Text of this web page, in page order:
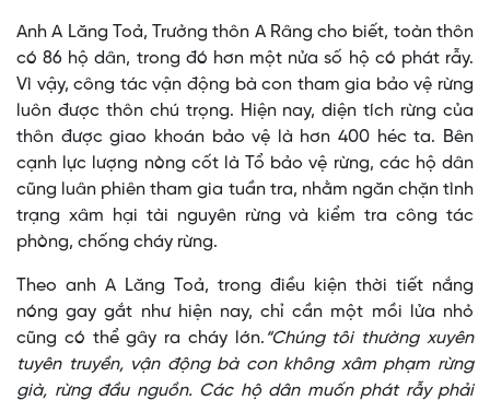
Anh A Lăng Toả, Trưởng thôn A Râng cho biết, toàn thôn
có 86 hộ dân, trong đó hơn một nửa số hộ có phát rẫy.
Vì vậy, công tác vận động bà con tham gia bảo vệ rừng
luôn được thôn chú trọng. Hiện nay, diện tích rừng của
thôn được giao khoán bảo vệ là hơn 400 héc ta. Bên
cạnh lực lượng nòng cốt là Tổ bảo vệ rừng, các hộ dân
cũng luân phiên tham gia tuần tra, nhằm ngăn chặn tình
trạng xâm hại tài nguyên rừng và kiểm tra công tác
phòng, chống cháy rừng.
Theo anh A Lăng Toả, trong điều kiện thời tiết nắng
nóng gay gắt như hiện nay, chỉ cần một mồi lửa nhỏ
cũng có thể gây ra cháy lớn. “Chúng tôi thường xuyên
tuyên truyền, vận động bà con không xâm phạm rừng
già, rừng đầu nguồn. Các hộ dân muốn phát rẫy phải